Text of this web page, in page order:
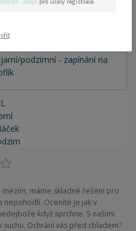
máme skladné řešení pro
nepohodlí. Oceníte je jak v
když sprchne. S našimi
Ochrání vás před chladem?
údajů pro účely registrace.